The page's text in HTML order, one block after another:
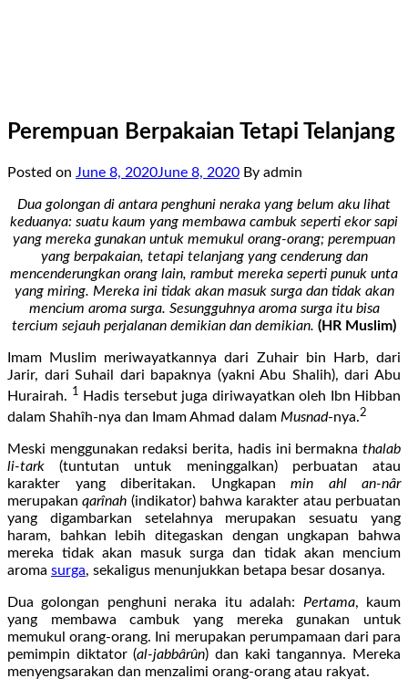
Perempuan Berpakaian Tetapi Telanjang
Posted on June 8, 2020June 8, 2020 By admin
Dua golongan di antara penghuni neraka yang belum aku lihat
keduanya: suatu kaum yang membawa cambuk seperti ekor sapi
yang mereka gunakan untuk memukul orang-orang; perempuan
yang berpakaian, tetapi telanjang yang cenderung dan
mencenderungkan orang lain, rambut mereka seperti punuk unta
yang miring. Mereka ini tidak akan masuk surga dan tidak akan
mencium aroma surga. Sesungguhnya aroma surga itu bisa
tercium sejauh perjalanan demikian dan demikian. (HR Muslim)
Imam Muslim meriwayatkannya dari Zuhair bin Harb, dari
Jarir, dari Suhail dari bapaknya (yakni Abu Shalih), dari Abu
Hurairah. 1 Hadis tersebut juga diriwayatkan oleh Ibn Hibban
dalam Shahîh-nya dan Imam Ahmad dalam Musnad-nya.2
Meski menggunakan redaksi berita, hadis ini bermakna thalab
li-tark (tuntutan untuk meninggalkan) perbuatan atau
karakter yang diberitakan. Ungkapan min ahl an-nâr
merupakanqarînah (indikator) bahwa karakter atau perbuatan
yang digambarkan setelahnya merupakan sesuatu yang
haram, bahkan lebih ditegaskan dengan ungkapan bahwa
mereka tidak akan masuk surga dan tidak akan mencium
aroma surga, sekaligus menunjukkan betapa besar dosanya.
Dua golongan penghuni neraka itu adalah: Pertama, kaum
yang membawa cambuk yang mereka gunakan untuk
memukul orang-orang. Ini merupakan perumpamaan dari para
pemimpin diktator (al-jabbârûn) dan kaki tangannya. Mereka
menyengsarakan dan menzalimi orang-orang atau rakyat.